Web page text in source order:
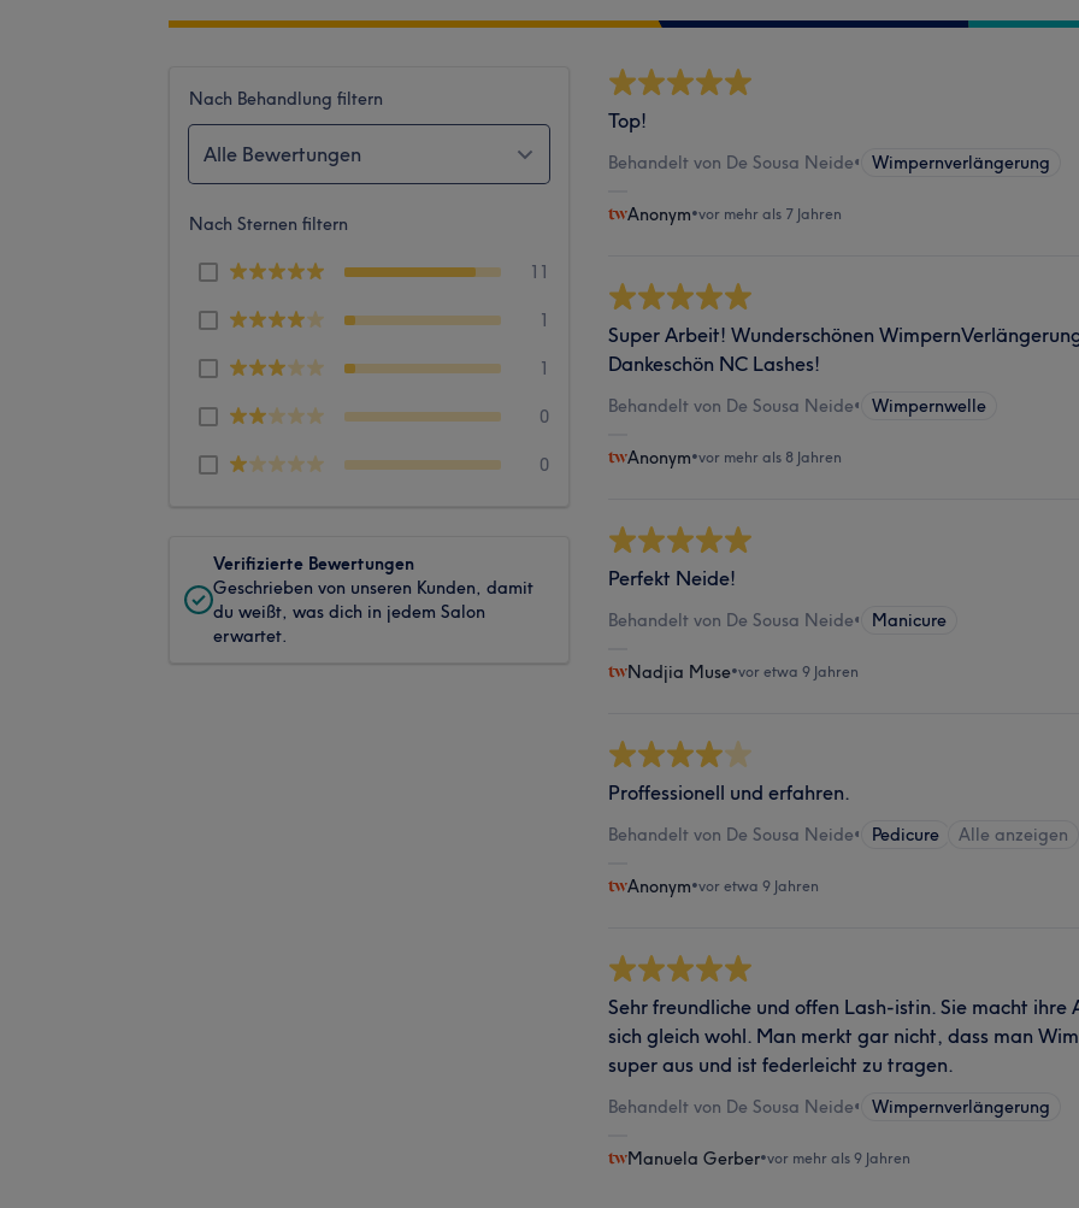
Nach Behandlung filtern
Alle Bewertungen
Nach Sternen filtern
11
1
1
0
0
Verifizierte Bewertungen
Geschrieben von unseren Kunden, damit
du weißt, was dich in jedem Salon
erwartet.
Top!
Behandelt von De Sousa Neide• Wimpernverlängerung
Anonym•vor mehr als 7 Jahren
Super Arbeit! Wunderschönen
Dankeschön NC Lashes!
Behandelt von De Sousa Neide• Wimpernwelle
Anonym•vor mehr als 8 Jahren
Perfekt Neide!
Behandelt von De Sousa Neide• Manicure
Nadjia Muse•vor etwa 9 Jahren
Proffessionell und erfahren.
Behandelt von De Sousa Neide• Pedicure Alle anzeigen
Anonym•vor etwa 9 Jahren
Sehr freundliche und offen Lash-istin. Sie macht
sich gleich wohl. Man merkt gar nicht, dass man
super aus und ist federleicht zu tragen.
Behandelt von De Sousa Neide• Wimpernverlängerung
Manuela Gerber•vor mehr als 9 Jahren